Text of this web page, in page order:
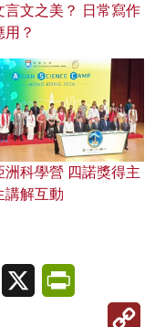
言文之美？ 日常寫作
用？
洲科學營 四諾獎得主
講解互動
Line X